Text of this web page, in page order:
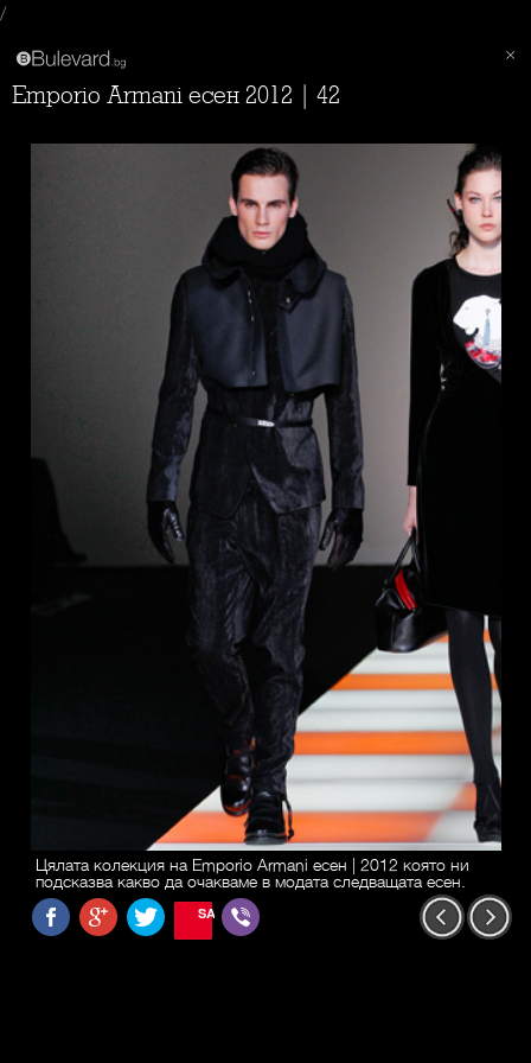
/
Emporio Armani есен 2012 | 42
Цялата колекция на Emporio Armani есен | 2012 която ни
подсказва какво да очакваме в модата следващата есен.
SAVE